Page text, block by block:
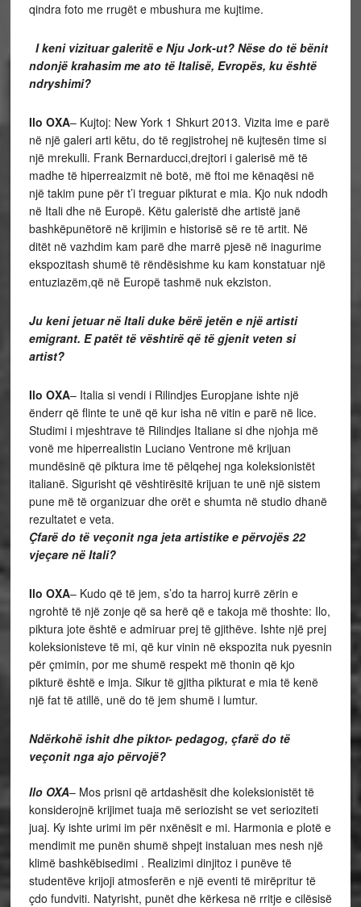
qindra foto me rrugët e mbushura me kujtime.
I keni vizituar galeritë e Nju Jork-ut? Nëse do të bënit
ndonjë krahasim me ato të Italisë, Evropës, ku është
ndryshimi?
Ilo OXA– Kujtoj: New York 1 Shkurt 2013. Vizita ime e parë
në një galeri arti këtu, do të regjistrohej në kujtesën time si
një mrekulli. Frank Bernarducci,drejtori i galerisë më të
madhe të hiperreaizmit në botë, më ftoi me kënaqësi në
një takim pune për t’i treguar pikturat e mia. Kjo nuk ndodh
në Itali dhe në Europë. Këtu galeristë dhe artistë janë
bashkëpunëtorë në krijimin e historisë së re të artit. Në
ditët në vazhdim kam parë dhe marrë pjesë në inagurime
ekspozitash shumë të rëndësishme ku kam konstatuar një
entuziazëm,që në Europë tashmë nuk ekziston.
Ju keni jetuar në Itali duke bërë jetën e një artisti
emigrant. E patët të vështirë që të gjenit veten si
artist?
Ilo OXA– Italia si vendi i Rilindjes Europjane ishte një
ënderr që flinte te unë që kur isha në vitin e parë në lice.
Studimi i mjeshtrave të Rilindjes Italiane si dhe njohja më
vonë me hiperrealistin Luciano Ventrone më krijuan
mundësinë që piktura ime të pëlqehej nga koleksionistët
italianë. Sigurisht që vështirësitë krijuan te unë një sistem
pune më të organizuar dhe orët e shumta në studio dhanë
rezultatet e veta.
Çfarë do të veçonit nga jeta artistike e përvojës 22
vjeçare në Itali?
Ilo OXA– Kudo që të jem, s’do ta harroj kurrë zërin e
ngrohtë të një zonje që sa herë që e takoja më thoshte: Ilo,
piktura jote është e admiruar prej të gjithëve. Ishte një prej
koleksionisteve të mi, që kur vinin në ekspozita nuk pyesnin
për çmimin, por me shumë respekt më thonin që kjo
pikturë është e imja. Sikur të gjitha pikturat e mia të kenë
një fat të atillë, unë do të jem shumë i lumtur.
Ndërkohë ishit dhe piktor- pedagog, çfarë do të
veçonit nga ajo përvojë?
Ilo OXA– Mos prisni që artdashësit dhe koleksionistët të
konsiderojnë krijimet tuaja më seriozisht se vet serioziteti
juaj. Ky ishte urimi im për nxënësit e mi. Harmonia e plotë e
mendimit me punën shumë shpejt instaluan mes nesh një
klimë bashkëbisedimi . Realizimi dinjitoz i punëve të
studentëve krijoji atmosferën e një eventi të mirëpritur të
çdo fundviti. Natyrisht, punët dhe kërkesa në rritje e cilësisë